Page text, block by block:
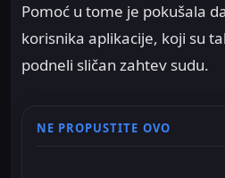
Pomoć u tome je pokušala
korisnika aplikacije, koji su
podneli sličan zahtev sudu.
NE PROPUSTITE OVO